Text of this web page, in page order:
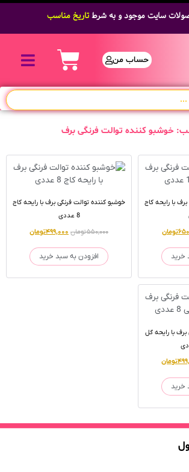
سایت موجود و به شرطتاریخ مناسب
حساب من
خوشبو کننده توالت فرنگی برف
با رایحه کاج
تومان
خرید
خوشبو کننده توالت فرنگی برف با رایحه کاج
8 عددی
۵۵۰,۰۰۰تومان ۴۹۹,۰۰۰تومان
افزودن به سبد خرید
با رایحه گل
تومان
خرید